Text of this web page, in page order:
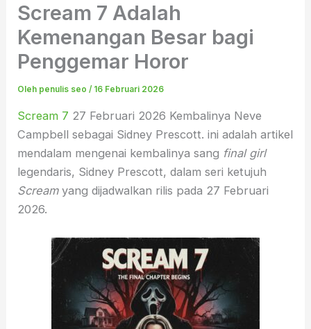
Scream 7 Adalah
Kemenangan Besar bagi
Penggemar Horor
Oleh penulis seo/ 16 Februari 2026
Scream 7 27 Februari 2026 Kembalinya Neve
Campbell sebagai Sidney Prescott. ini adalah artikel
mendalam mengenai kembalinya sang final girl
legendaris, Sidney Prescott, dalam seri ketujuh
Screamyang dijadwalkan rilis pada 27 Februari
2026.